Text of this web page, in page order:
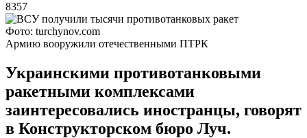
8357
Фото: turchynov.com
Армию вооружили отечественными ПТРК
Украинскими противотанковыми
ракетными комплексами
заинтересовались иностранцы, говорят
в Конструкторском бюро Луч.